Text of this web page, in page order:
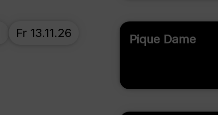
Pique Dame
Fr 13.11.26